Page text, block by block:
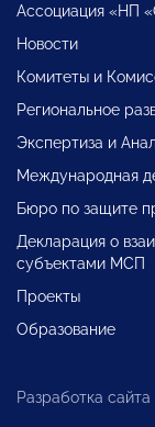
Ассоциация «НП
Новости
Комитеты и
Региональное
Экспертиза и
Международная
Бюро по защите
Декларация о
субъектами МСП
Проекты
Образование
Разработка